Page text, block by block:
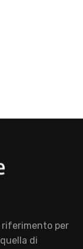
riferimento per
di